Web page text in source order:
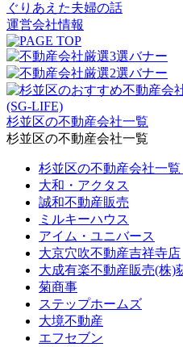
ぐりあえた夫婦の話
運営会社情報
杉並区の不動産会社一覧
杉並区の不動産会社一覧
杉並区の不動産会社一覧
大和・アクタス
誠和不動産販売
ミルキーハウス
アイム・ユニバース
大京穴吹不動産吉祥寺店
大成有楽不動産販売(株)
菊商事
ステップホームズ
大境不動産
エフセブン